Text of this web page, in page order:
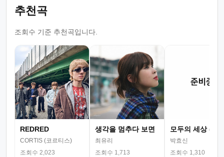
추천곡
조회수 기준 추천곡입니다.
REDRED
CORTIS (코르티스)
조회수 2,023
생각을 멈추다 보면
최유리
조회수 1,713
모두의 세상 (뮤
박효신
조회수 1,310